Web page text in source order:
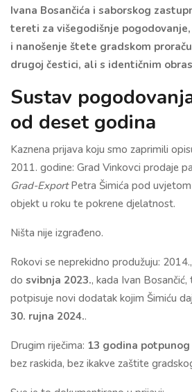
Ivana Bosančića i saborskog
tereti za višegodišnje
i nanošenje štete gradskom
drugoj čestici, ali s identičnim
Sustav
od deset godina
Kaznena prijava koju smo zaprimili
2011. godine: Grad Vinkovci prodaje
Grad-ExportPetra Šimića pod
objekt u roku te pokrene djelatnost.
Ništa nije izgrađeno.
Rokovi se neprekidno produžuju:
do svibnja 2023., kada Ivan
potpisuje novi dodatak kojim Šimiću
30. rujna 2024..
Drugim riječima: 13 godina
bez raskida, bez ikakve zaštite